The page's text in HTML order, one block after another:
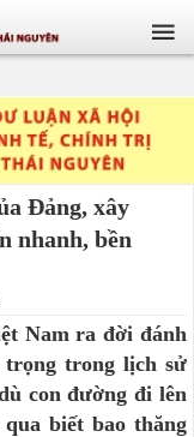
Đảng, xây
nhanh, bền
Nam ra đời đánh
trọng trong lịch sử
con đường đi lên
biết bao thăng